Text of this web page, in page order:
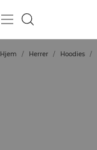
Hjem / Herrer / Hoodies /